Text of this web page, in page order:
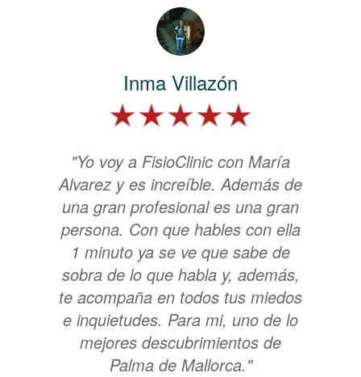
Inma Villazón
"Yo voy a FisioClinic con María
Alvarez y es increíble. Además de
una gran profesional es una gran
persona. Con que hables con ella
1 minuto ya se ve que sabe de
sobra de lo que habla y, además,
te acompaña en todos tus miedos
e inquietudes. Para mi, uno de lo
mejores descubrimientos de
Palma de Mallorca."